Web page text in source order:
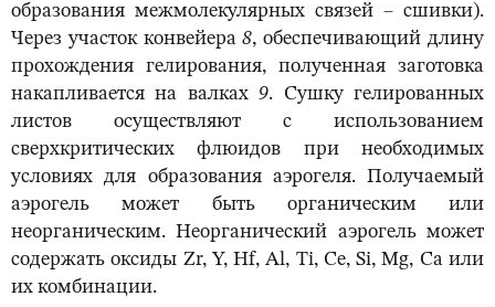
образования межмолекулярных связей – сшивки).
Через участок конвейера8, обеспечивающий длину
прохождения гелирования, полученная заготовка
накапливается на валках9. Сушку гелированных
листов осуществляют с использованием
сверхкритических флюидов при необходимых
условиях для образования аэрогеля. Получаемый
аэрогель может быть органическим или
неорганическим. Неорганический аэрогель может
содержать оксиды Zr, Y, Hf, Al, Ti, Ce, Si, Mg, Ca или
их комбинации.